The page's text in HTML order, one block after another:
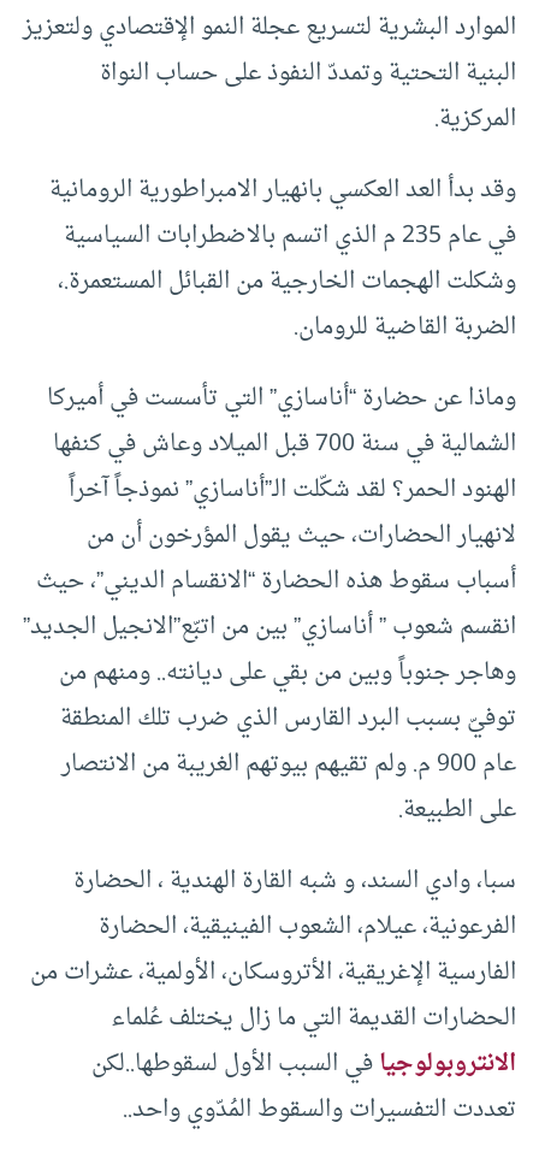
الموارد البشرية لتسريع عجلة النمو الإقتصادي ولتعزيز
البنية التحتية وتمددّ النفوذ على حساب النواة
المركزية.
وقد بدأ العد العكسي بانهيار الامبراطورية الرومانية
في عام 235 م الذي اتسم بالاضطرابات السياسية
وشكلت الهجمات الخارجية من القبائل المستعمرة.،
الضربة القاضية للرومان.
وماذا عن حضارة “أناسازي” التي تأسست في أميركا
الشمالية في سنة 700 قبل الميلاد وعاش في كنفها
الهنود الحمر؟ لقد شكّلت الـ”أناسازي” نموذجاً آخراً
لانهيار الحضارات، حيث يقول المؤرخون أن من
أسباب سقوط هذه الحضارة “الانقسام الديني”، حيث
انقسم شعوب ” أناسازي” بين من اتبّع”الانجيل الجديد”
وهاجر جنوباً وبين من بقي على ديانته.. ومنهم من
توفيّ بسبب البرد القارس الذي ضرب تلك المنطقة
عام 900 م. ولم تقيهم بيوتهم الغريبة من الانتصار
على الطبيعة.
سبا، وادي السند، و شبه القارة الهندية ، الحضارة
الفرعونية، عيلام، الشعوب الفينيقية، الحضارة
الفارسية الإغريقية، الأتروسكان، الأولمية، عشرات من
الحضارات القديمة التي ما زال يختلف عُلماء
الانتروبولوجيافي السبب الأول لسقوطها..لكن
تعددت التفسيرات والسقوط المُدّوي واحد..